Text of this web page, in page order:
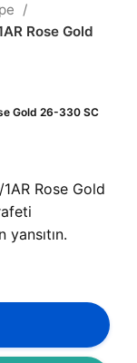
Rose Gold
Gold 26-330 SC
Rose Gold